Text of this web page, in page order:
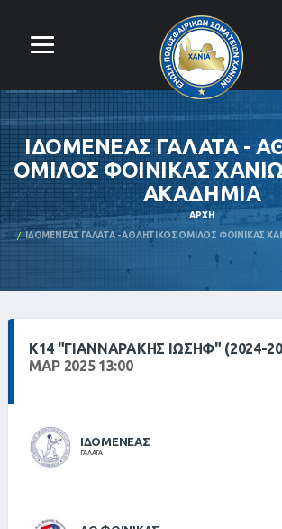
ΙΔΟΜΕΝΕΑΣ ΓΑΛΑΤΑ -
ΟΜΙΛΟΣ ΦΟΙΝΙΚΑΣ
ΑΚΑΔΗΜΙΑ
ΑΡΧΉ
ΙΔΟΜΕΝΕΑΣ ΓΑΛΑΤΑ - ΑΘΛΗΤΙΚΟΣ ΟΜΙΛΟΣ ΦΟΙΝΙΚΑΣ
Κ14 "ΓΙΑΝΝΑΡΆΚΗΣ ΙΩΣΉΦ" (2024-
ΜΑΡ 2025 13:00
ΙΔΟΜΕΝΕΑΣ
ΓΑΛΑΤΑ